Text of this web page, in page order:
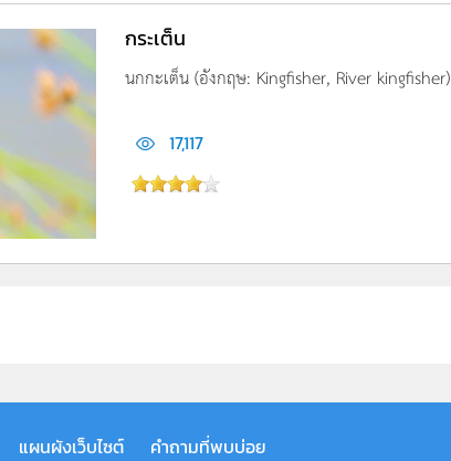
กระเต็น
นกกะเต็น (อังกฤษ: Kingfisher, River
17,117
แผนผังเว็บไซต์ คำถามที่พบบ่อย